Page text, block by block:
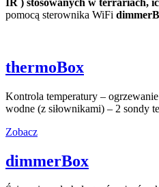
pomocą sterownika WiFi
thermoBox
Kontrola temperatury –
wodne (z siłownikami) – 2 sondy
Zobacz
dimmerBox